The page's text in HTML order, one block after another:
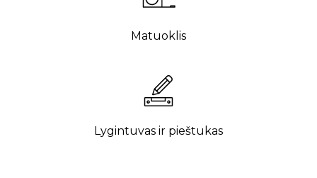
Matuoklis
Lygintuvas ir pieštukas